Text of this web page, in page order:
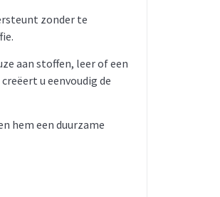
zonder te
aan stoffen, leer of een
u eenvoudig de
hem een duurzame